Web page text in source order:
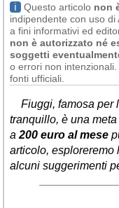
ℹ Questo articolo non
indipendente con uso di
a fini informativi ed
non è autorizzato né
soggetti
o errori non
fonti ufficiali.
Fiuggi, famosa per
tranquillo, è una
a 200 euro al mese
articolo,
alcuni suggerimenti